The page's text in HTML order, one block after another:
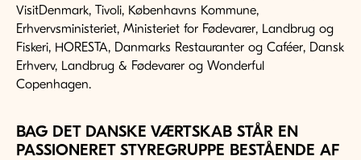
VisitDenmark, Tivoli, Københavns Kommune,
Erhvervsministeriet, Ministeriet for Fødevarer, Landbrug og
Fiskeri, HORESTA, Danmarks Restauranter og Caféer, Dansk
Erhverv, Landbrug & Fødevarer og Wonderful
Copenhagen.
BAG DET DANSKE VÆRTSKAB STÅR EN
PASSIONERET STYREGRUPPE BESTÅENDE AF